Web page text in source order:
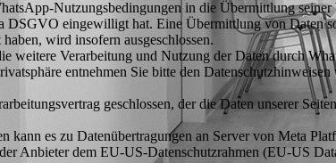
Nutzungsbedingungen in die Übermittlung
DSGVO eingewilligt hat. Eine Übermittlung von Daten
wird insofern ausgeschlossen.
weitere Verarbeitung und Nutzung der Daten durch
entnehmen Sie bitte den
geschlossen, der die Daten unserer
kann es zu Datenübertragungen an Server von Meta
Anbieter dem EU-US-Datenschutzrahmen (EU-US